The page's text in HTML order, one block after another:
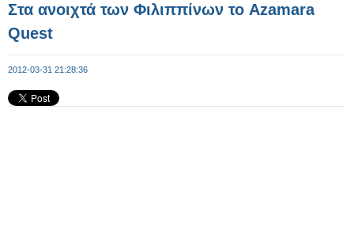
Στα ανοιχτά των Φιλιππίνων το Azamara
Quest
2012-03-31 21:28:36